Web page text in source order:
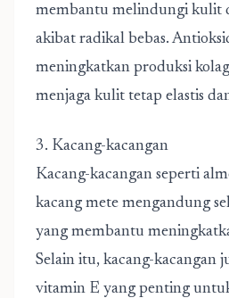
membantu melindungi kulit
akibat radikal bebas.
meningkatkan produksi
menjaga kulit tetap elastis
3. Kacang-kacangan
Kacang-kacangan seperti
kacang mete mengandung
yang membantu
Selain itu, kacang-kacangan
vitamin E yang penting